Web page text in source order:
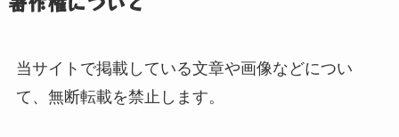
当サイトで掲載している文章や画像などについ
て、無断転載を禁止します。